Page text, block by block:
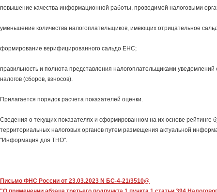
повышение качества информационной работы, проводимой налоговыми
уменьшение количества налогоплательщиков, имеющих отрицательное
формирование верифицированного сальдо ЕНС;
правильность и полнота представления налогоплательщиками
налогов (сборов, взносов).
Прилагается порядок расчета показателей оценки.
Сведения о текущих показателях и сформированном на их основе рейтинге
территориальных налоговых органов путем размещения актуальной
"Информация для ТНО".
Письмо ФНС России от 23.03.2023 N БС-4-21/3510@